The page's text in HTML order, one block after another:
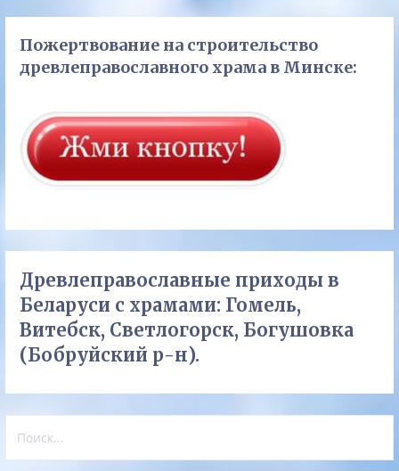
Пожертвование на строительство
древлеправославного храма в Минске:
Древлеправославные приходы в
Беларуси с храмами: Гомель,
Витебск, Светлогорск, Богушовка
(Бобруйский р-н).